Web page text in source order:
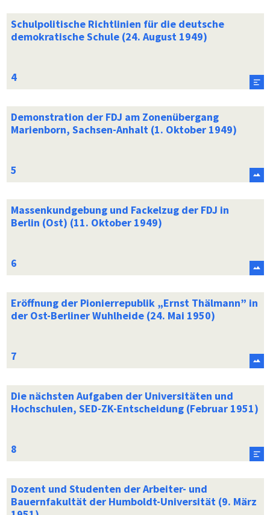
Schulpolitische Richtlinien für die deutsche
demokratische Schule (24. August 1949)
Demonstration der FDJ am Zonenübergang
Marienborn, Sachsen-Anhalt (1. Oktober 1949)
Massenkundgebung und Fackelzug der FDJ in
Berlin (Ost) (11. Oktober 1949)
Eröffnung der Pionierrepublik „Ernst Thälmann” in
der Ost-Berliner Wuhlheide (24. Mai 1950)
Die nächsten Aufgaben der Universitäten und
Hochschulen, SED-ZK-Entscheidung (Februar 1951)
Dozent und Studenten der Arbeiter- und
Bauernfakultät der Humboldt-Universität (9. März